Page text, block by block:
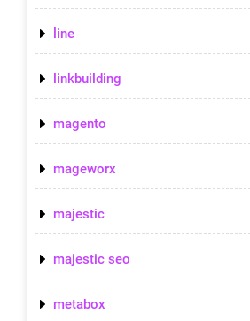
line
linkbuilding
magento
mageworx
majestic
majestic seo
metabox